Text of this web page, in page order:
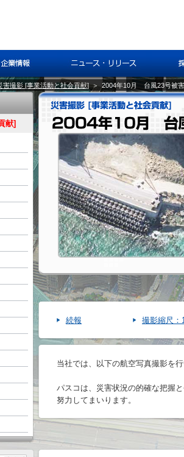
害撮影 [事業活動と社会貢献] ＞ 2004年10月 台風23号被
献]
続報 撮影縮尺：
当社では、以下の航空写真撮影を
パスコは、災害状況の的確な把握
努力してまいります。